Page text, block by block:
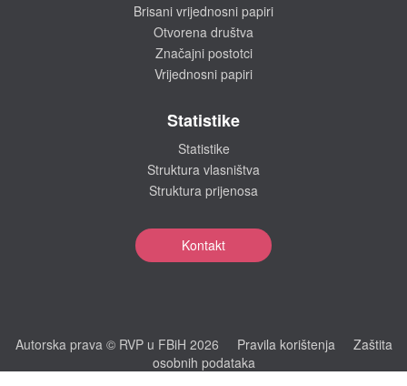
Brisani vrijednosni papiri
Otvorena društva
Značajni postotci
Vrijednosni papiri
Statistike
Statistike
Struktura vlasništva
Struktura prijenosa
Kontakt
Autorska prava © RVP u FBiH 2026 Pravila korištenja
Zaštita
osobnih podataka